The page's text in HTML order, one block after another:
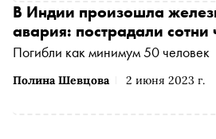
Полина Шевцова 2 июня 2023 г.
В Индии произошла
авария: пострадали сотни
Погибли как минимум 50 человек